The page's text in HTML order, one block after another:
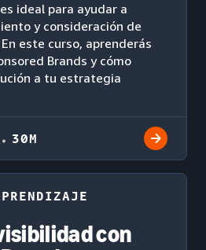
ideal para ayudar a
y consideración de
este curso, aprenderás
Brands y cómo
a tu estrategia
30M
con